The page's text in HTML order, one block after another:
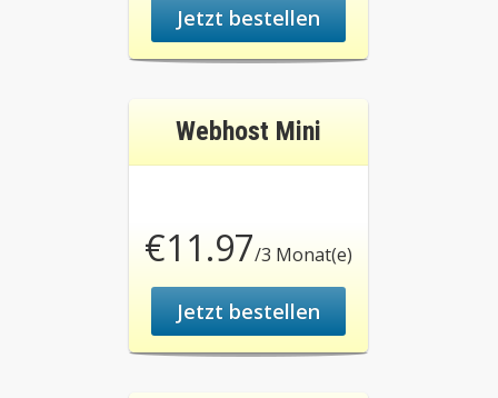
Jetzt bestellen
Webhost Mini
€11.97/3 Monat(e)
Jetzt bestellen